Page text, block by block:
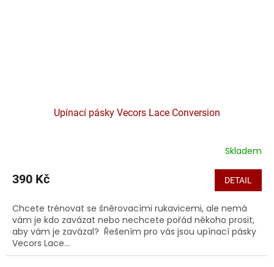
Upínací pásky Vecors Lace Conversion
Skladem
390 Kč DETAIL
Chcete trénovat se šněrovacími rukavicemi, ale nemá
vám je kdo zavázat nebo nechcete pořád někoho prosit,
aby vám je zavázal? Řešením pro vás jsou upínací pásky
Vecors Lace...